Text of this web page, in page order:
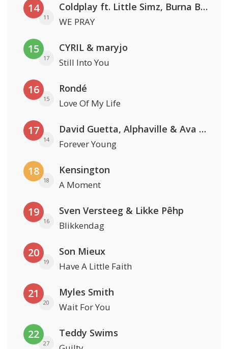
14
11
Coldplay ft. Little Simz, Burna Boy, Elyanna & Tini
WE PRAY
15
17
CYRIL & maryjo
Still Into You
16
15
Rondé
Love Of My Life
17
14
David Guetta, Alphaville & Ava Max
Forever Young
18
18
Kensington
A Moment
19
16
Sven Versteeg & Likke Pêhp
Blikkendag
20
19
Son Mieux
Have A Little Faith
21
20
Myles Smith
Wait For You
22
27
Teddy Swims